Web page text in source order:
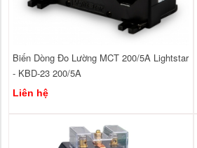
Biến Dòng Đo Lường MCT 200/5A Lightstar
- KBD-23 200/5A
Liên hệ